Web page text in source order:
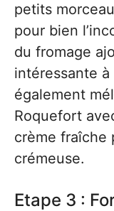
petits
pour bien
du fromage
intéressante
également
Roquefort
crème fraîche
crémeuse.
Etape 3 :